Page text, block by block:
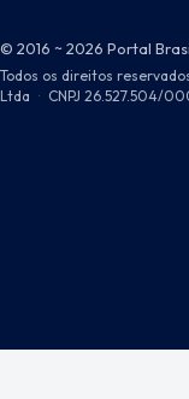
© 2016 ~ 2026 Portal
Todos os direitos
Ltda · CNPJ 26.527.504/